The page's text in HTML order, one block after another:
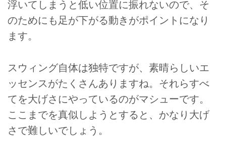
浮いてしまうと低い位置に振れないので、そ
のためにも足が下がる動きがポイントになり
ます。
スウィング自体は独特ですが、素晴らしいエ
ッセンスがたくさんありますね。それらすべ
てを大げさにやっているのがマシューです。
ここまでを真似しようとすると、かなり大げ
さで難しいでしょう。